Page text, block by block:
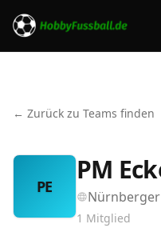
← Zurück zu Teams finden
PE
PM
1 Mitglied